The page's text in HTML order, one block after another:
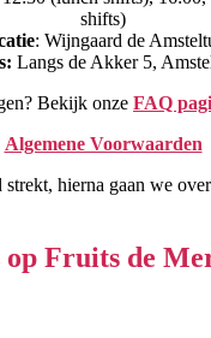
shifts)
: Wijngaard de
Langs de Akker 5,
Bekijk onze FAQ
Algemene Voorwaarden
hierna gaan we
op Fruits de